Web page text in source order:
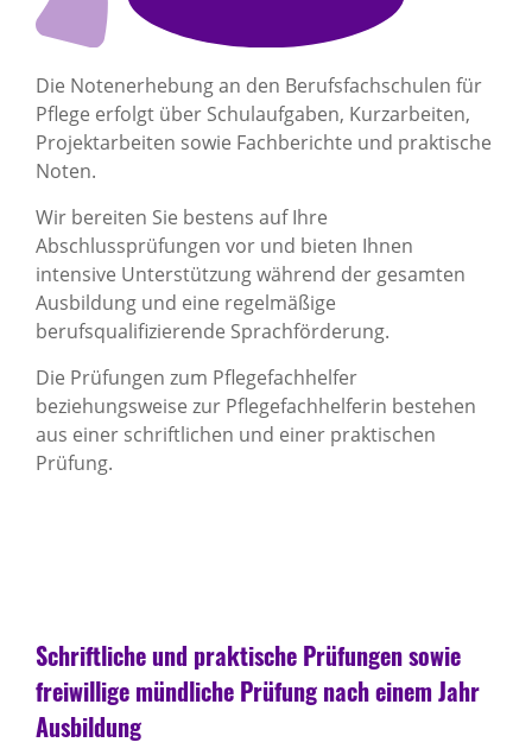
Die Notenerhebung an den Berufsfachschulen für
Pflege erfolgt über Schulaufgaben, Kurzarbeiten,
Projektarbeiten sowie Fachberichte und praktische
Noten.
Wir bereiten Sie bestens auf Ihre
Abschlussprüfungen vor und bieten Ihnen
intensive Unterstützung während der gesamten
Ausbildung und eine regelmäßige
berufsqualifizierende Sprachförderung.
Die Prüfungen zum Pflegefachhelfer
beziehungsweise zur Pflegefachhelferin bestehen
aus einer schriftlichen und einer praktischen
Prüfung.
Schriftliche und praktische Prüfungen sowie
freiwillige mündliche Prüfung nach einem Jahr
Ausbildung